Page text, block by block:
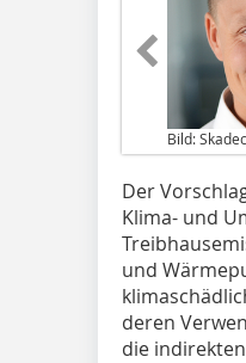
Bild: Skadec
Der
Klima- und
und
deren
die